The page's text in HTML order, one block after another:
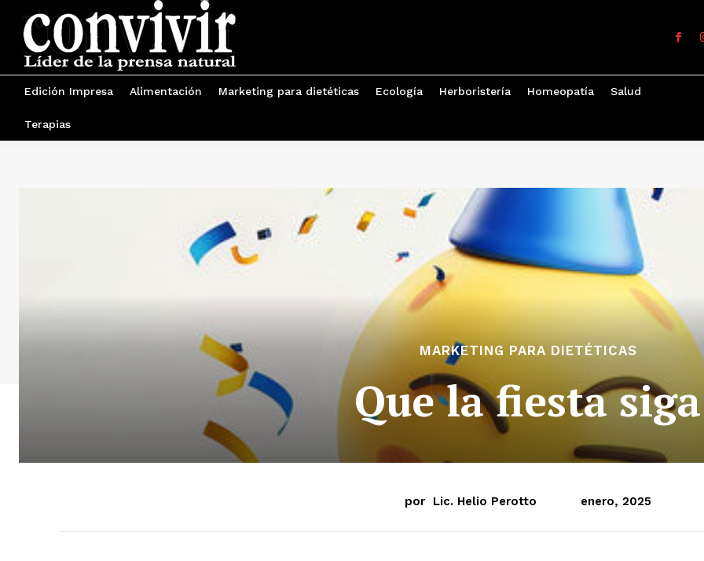
Edición Impresa Alimentación Marketing para dietéticas Ecología Herboristería Homeopatía Salud
Terapias
MARKETING PARA DIETÉTICAS
Que la fiesta siga
por Lic. Helio Perotto enero, 2025